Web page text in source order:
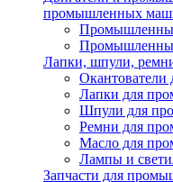
промышленных
Лапки, шпули,
Лапки для
Шпули для
Ремни для
Масло для
Лампы и
Запчасти для